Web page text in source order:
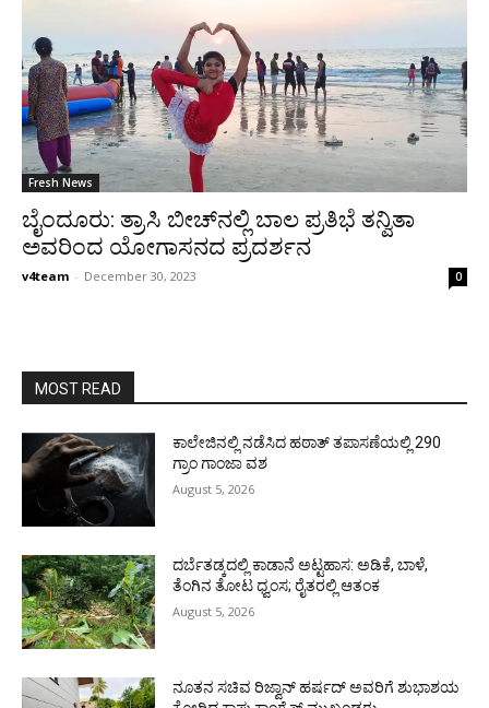
Fresh News
ಬೈಂದೂರು: ತ್ರಾಸಿ ಬೀಚ್‌ನಲ್ಲಿ ಬಾಲ ಪ್ರತಿಭೆ ತನ್ವಿತಾ
ಅವರಿಂದ ಯೋಗಾಸನದ ಪ್ರದರ್ಶನ
v4team - December 30, 2023 0
MOST READ
ಕಾಲೇಜಿನಲ್ಲಿ ನಡೆಸಿದ ಹಠಾತ್ ತಪಾಸಣೆಯಲ್ಲಿ 290
ಗ್ರಾಂ ಗಾಂಜಾ ವಶ
August 5, 2026
ದರ್ಬೆತಡ್ಕದಲ್ಲಿ ಕಾಡಾನೆ ಅಟ್ಟಹಾಸ: ಅಡಿಕೆ, ಬಾಳೆ,
ತೆಂಗಿನ ತೋಟ ಧ್ವಂಸ; ರೈತರಲ್ಲಿ ಆತಂಕ
August 5, 2026
ನೂತನ ಸಚಿವ ರಿಜ್ವಾನ್ ಹರ್ಷದ್ ಅವರಿಗೆ ಶುಭಾಶಯ